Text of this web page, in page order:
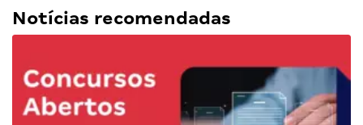
Notícias recomendadas